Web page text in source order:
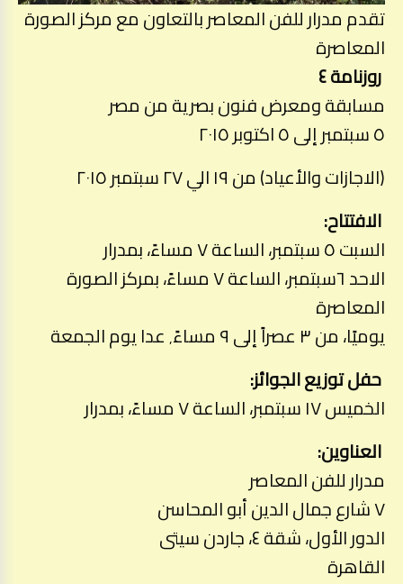
تقدم مدرار للفن المعاصر بالتعاون مع مركز الصورة
المعاصرة
روزنامة ٤
مسابقة ومعرض فنون بصرية من مصر
٥ سبتمبر إلى ٥ اكتوبر ٢٠١٥
(الاجازات والأعياد) من ١٩ الي ٢٧ سبتمبر ٢٠١٥
الافتتاح:
السبت ٥ سبتمبر، الساعة ٧ مساءً، بمدرار
الاحد ٦سبتمبر، الساعة ٧ مساءً، بمركز الصورة
المعاصرة
يوميًا، من ٣ عصراً إلى ٩ مساءً٬ عدا يوم الجمعة
حفل توزيع الجوائز:
الخميس ١٧ سبتمبر، الساعة ٧ مساءً، بمدرار
العناوين:
مدرار للفن المعاصر
٧ شارع جمال الدين أبو المحاسن
الدور الأول، شقة ٤، جاردن سيتى
القاهرة